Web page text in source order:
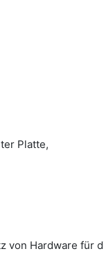
Platte,
von Hardware für